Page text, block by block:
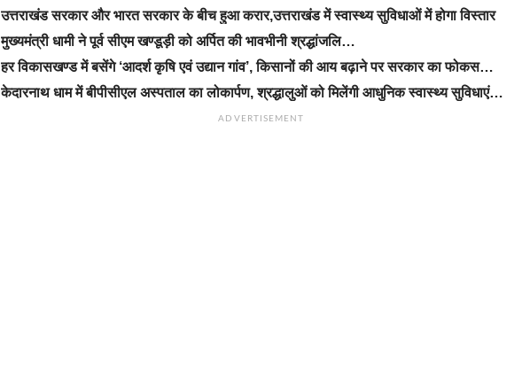
उत्तराखंड सरकार और भारत सरकार के बीच हुआ करार,उत्तराखंड में स्वास्थ्य सुविधाओं में होगा विस्तार
मुख्यमंत्री धामी ने पूर्व सीएम खण्डूड़ी को अर्पित की भावभीनी श्रद्धांजलि…
हर विकासखण्ड में बसेंगे ‘आदर्श कृषि एवं उद्यान गांव’, किसानों की आय बढ़ाने पर सरकार का फोकस…
केदारनाथ धाम में बीपीसीएल अस्पताल का लोकार्पण, श्रद्धालुओं को मिलेंगी आधुनिक स्वास्थ्य सुविधाएं…
ADVERTISEMENT